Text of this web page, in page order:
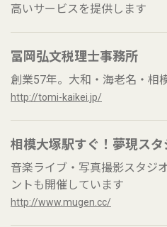
高いサービスを提供します
冨岡弘文税理士事務所
創業57年。大和・海老名・相
http://tomi-kaikei.jp/
相模大塚駅すぐ！夢現スタ
音楽ライブ・写真撮影スタジ
ントも開催しています
http://www.mugen.cc/